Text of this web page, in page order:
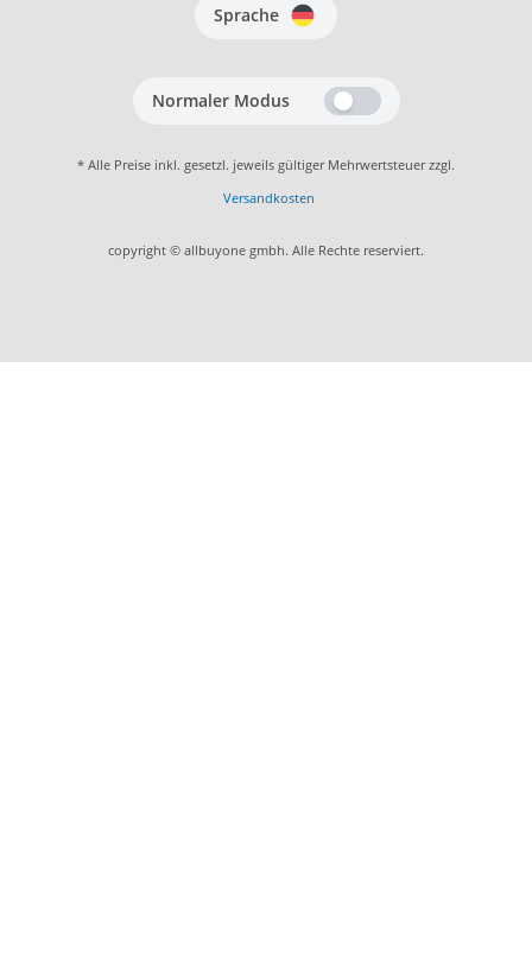
Sprache
Normaler Modus
* Alle Preise inkl. gesetzl. jeweils gültiger Mehrwertsteuer zzgl.
Versandkosten
copyright © allbuyone gmbh. Alle Rechte reserviert.